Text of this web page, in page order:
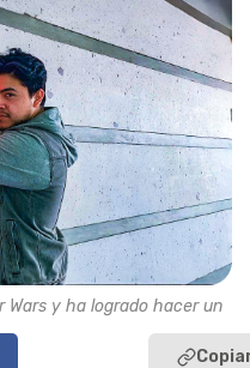
Wars y ha logrado hacer un